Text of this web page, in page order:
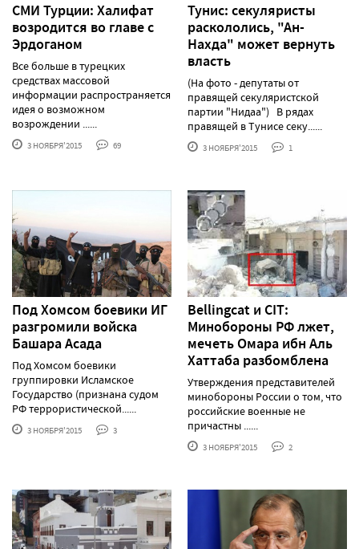
СМИ Турции: Халифат
возродится во главе с
Эрдоганом
Все больше в турецких
средствах массовой
информации распространяется
идея о возможном
возрождении ......
3 НОЯБРЯ'2015 69
Тунис: секуляристы
раскололись, "Ан-
Нахда" может вернуть
власть
(На фото - депутаты от
правящей секуляристской
партии "Нидаа") В рядах
правящей в Тунисе секу......
3 НОЯБРЯ'2015 1
Под Хомсом боевики ИГ
разгромили войска
Башара Асада
Под Хомсом боевики
группировки Исламское
Государство (признана судом
РФ террористической......
3 НОЯБРЯ'2015 3
Bellingcat и CIT:
Минобороны РФ лжет,
мечеть Омара ибн Аль
Хаттаба разбомблена
Утверждения представителей
минобороны России о том, что
российские военные не
причастны ......
3 НОЯБРЯ'2015 2